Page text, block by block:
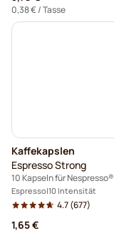
0,38 €/ Tasse
Kaffekapslen
Espresso Strong
10 Kapseln für Nespresso®
Espresso 10 Intensität
4.7(677)
1,65 €